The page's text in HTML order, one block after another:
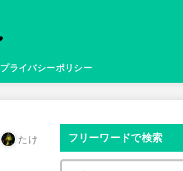
プライバシーポリシー
たけ フリーワードで検索